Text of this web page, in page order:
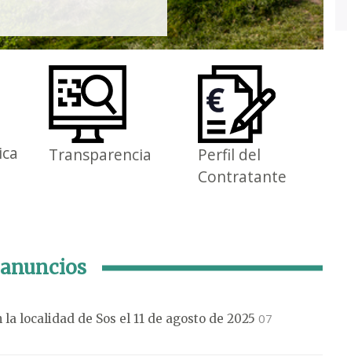
Transparencia
Perfil del
Contratante
localidad de Sos el 11 de agosto de 2025 07